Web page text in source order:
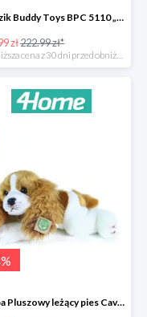
Jeździk Buddy Toys BPC 5110 „Mercedes Benz SLS” -20%
zł222.99 zł*
*najniższa cena z 30 dni przed obniżką
%
Rappa Pluszowy leżący pies Cavalier King Charles Spaniel -15%